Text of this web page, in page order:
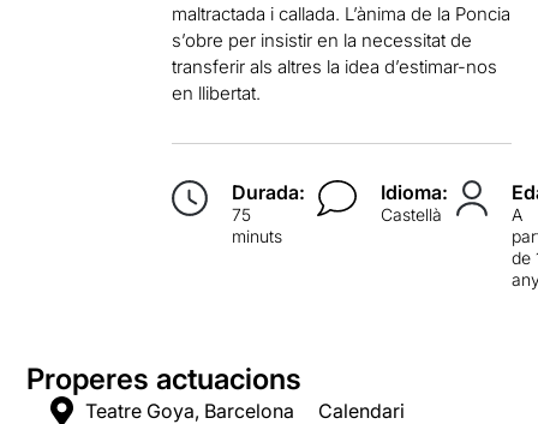
maltractada i callada. L’ànima de la Poncia
s’obre per insistir en la necessitat de
transferir als altres la idea d’estimar-nos
en llibertat.
Durada:
75
minuts
Idioma:
Castellà
A
de
Properes actuacions
Teatre Goya, Barcelona Calendari